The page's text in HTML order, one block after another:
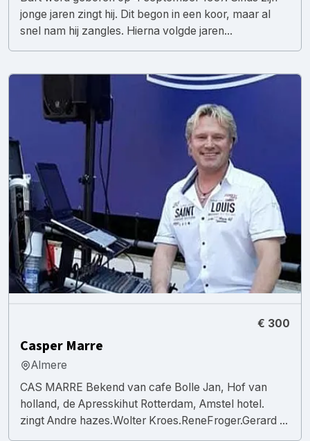
jonge jaren zingt hij. Dit begon in een koor, maar al
snel nam hij zangles. Hierna volgde jaren...
€ 300
Casper Marre
Almere
CAS MARRE Bekend van cafe Bolle Jan, Hof van
holland, de Apresskihut Rotterdam, Amstel hotel.
zingt Andre hazes.Wolter Kroes.ReneFroger.Gerard ...